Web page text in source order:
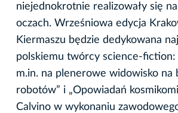
niejednokrotnie realizowały się
oczach. Wrześniowa edycja
Kiermaszu będzie dedykowana
polskiemu twórcy science-fiction:
m.in. na plenerowe widowisko na
robotów” i „Opowiadań
Calvino w wykonaniu